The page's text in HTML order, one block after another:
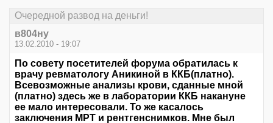
Очередной развод на деньги!
в804ну
13.02.2010 - 19:07
По совету посетителей форума обратилась к
врачу ревматологу Аникиной в ККБ(платно).
Всевозможные анализы крови, сданные мной
(платно) здесь же в лаборатории ККБ накануне
ее мало интересовали. То же касалось
заключения МРТ и рентгенснимков. Мне был